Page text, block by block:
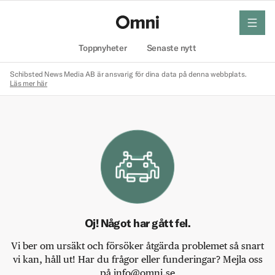
Toppnyheter Senaste nytt
meny
Schibsted News Media AB är ansvarig för dina data på denna webbplats.
Läs mer här
Oj! Något har gått fel.
Vi ber om ursäkt och försöker åtgärda problemet så snart
vi kan, håll ut! Har du frågor eller funderingar? Mejla oss